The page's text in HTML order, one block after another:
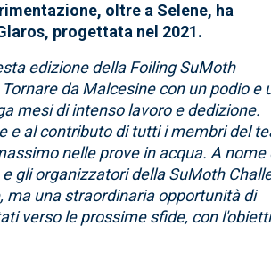
oltre a Selene, ha
progettata nel 2021.
edizione della Foiling SuMoth
Tornare da Malcesine con un podio e
mesi di intenso lavoro e dedizione.
e al contributo di tutti i membri del
nelle prove in acqua. A nome
gli organizzatori della SuMoth
ma una straordinaria opportunità di
verso le prossime sfide, con